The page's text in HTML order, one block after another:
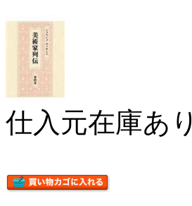
仕入元在庫あり